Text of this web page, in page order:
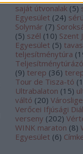
saját útvonalak (5)
Egyesület (24)
Solymár (7)
(5) szél (10) Szent
Egyesület (5)
teljesítménytúra (
(9) terep (36)
Tour de Tisza-tó (
Ultrabalaton (15)
váltó (20)
Verőcei Ifjúsági
verseny (202)
WINK maraton (8)
Egyesület (6)